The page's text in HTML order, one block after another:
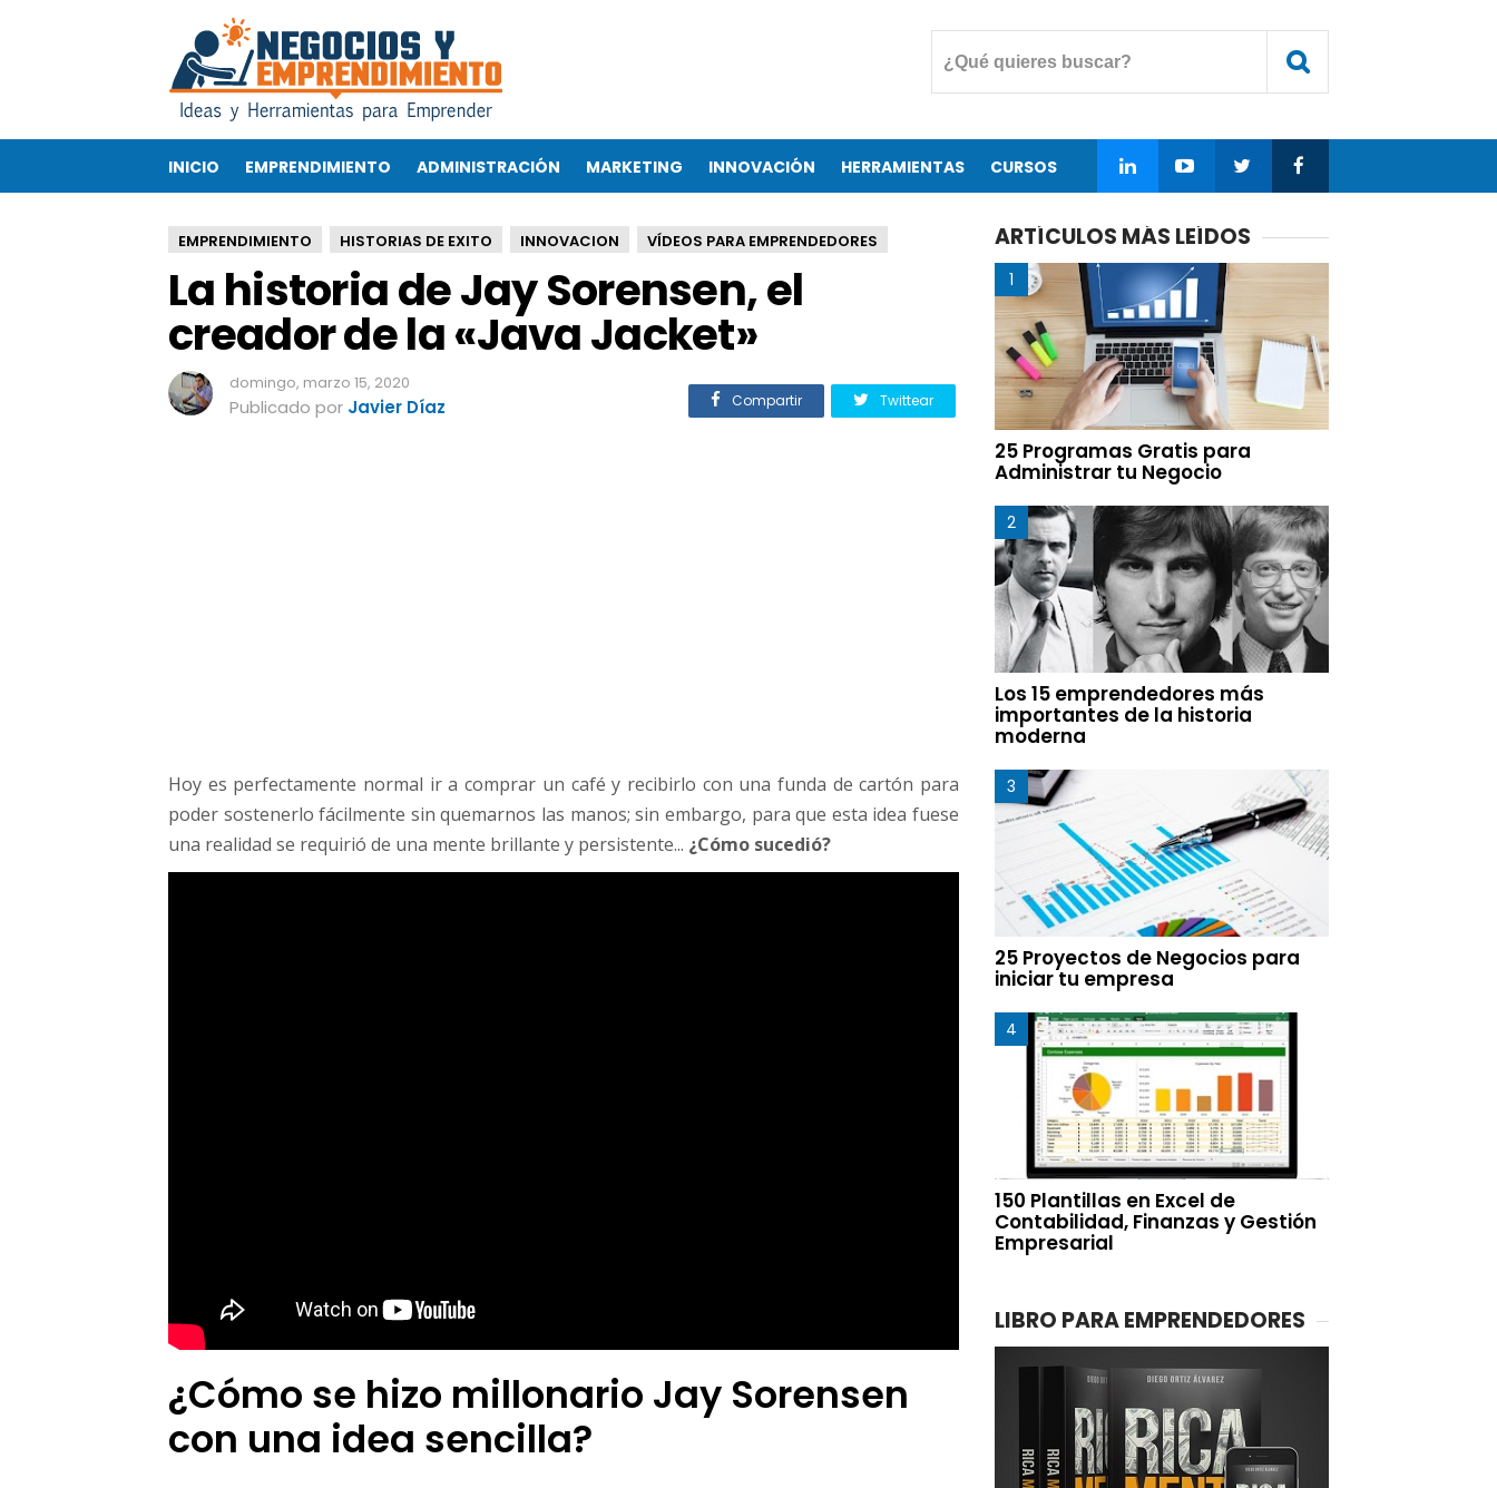
h
o
r
i
a
d
a
y
S
o
r
d
INICIO EMPRENDIMIENTO ADMINISTRACIÓN MARKETING INNOVACIÓN HERRAMIENTAS CURSOS
EMPRENDIMIENTO HISTORIAS DE EXITO INNOVACION VÍDEOS PARA EMPRENDEDORES
La historia de Jay Sorensen, el
creador de la «Java Jacket»
domingo, marzo 15, 2020
Publicado por Javier Díaz Compartir Twittear
Hoy es perfectamente normal ir a comprar un café y recibirlo con una funda de cartón para
poder sostenerlo fácilmente sin quemarnos las manos; sin embargo, para que esta idea fuese
una realidad se requirió de una mente brillante y persistente... ¿Cómo sucedió?
¿Cómo se hizo millonario Jay Sorensen
con una idea sencilla?
ARTÍCULOS MÁS LEÍDOS
25 Programas Gratis para
Administrar tu Negocio
Los 15 emprendedores más
importantes de la historia
moderna
25 Proyectos de Negocios para
iniciar tu empresa
150 Plantillas en Excel de
Contabilidad, Finanzas y Gestión
Empresarial
LIBRO PARA EMPRENDEDORES